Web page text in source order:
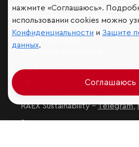
Аналитика
Контактная информация
Подписаться на рассылку
Мы в социальных сетях и
RAEX Образование –Telegram
RAEX Sustainability –Telegram,
Защита персональных данных
нажмите «Соглашаюсь».
использовании cookies можно
Конфиденциальности и Защите
данных.
Соглашаюсь